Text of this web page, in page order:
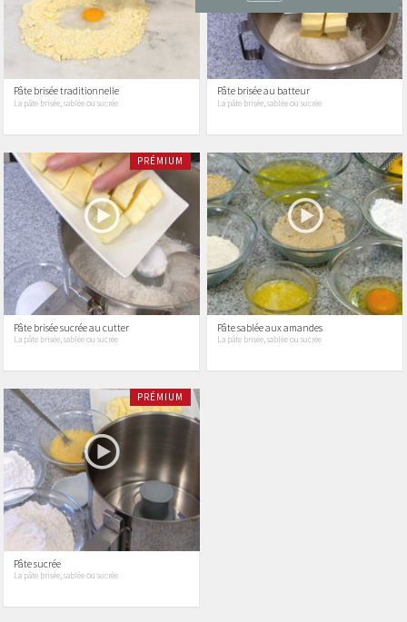
Pâte brisée traditionnelle
La pâte brisée, sablée ou sucrée
Pâte brisée au batteur
La pâte brisée, sablée ou sucrée
PRÉMIUM
Pâte brisée sucrée au cutter
La pâte brisée, sablée ou sucrée
Pâte sablée aux amandes
La pâte brisée, sablée ou sucrée
PRÉMIUM
Pâte sucrée
La pâte brisée, sablée ou sucrée